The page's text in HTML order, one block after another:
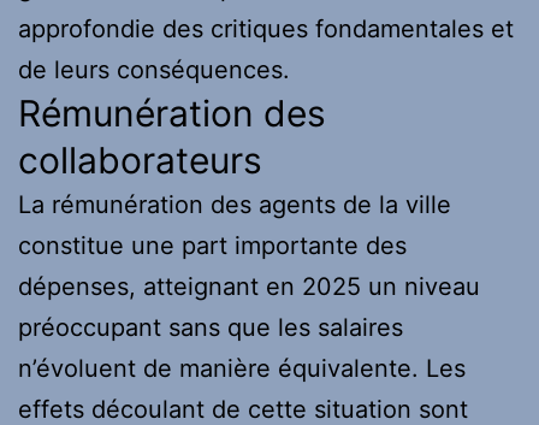
approfondie des critiques fondamentales et
de leurs conséquences.
Rémunération des
collaborateurs
La rémunération des agents de la ville
constitue une part importante des
dépenses, atteignant en 2025 un niveau
préoccupant sans que les salaires
n’évoluent de manière équivalente. Les
effets découlant de cette situation sont